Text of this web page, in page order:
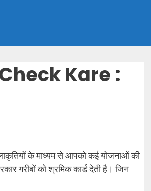
Kare :
के माध्यम से आपको कई योजनाओं की
गरीबों को श्रमिक कार्ड देती है। जिन